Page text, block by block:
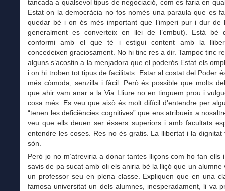
tancada a qualsevol tipus de negociació, com es faria en
Estat on la democràcia no fos només una paraula que es
quedar bé i on és més important que l’imperi pur i dur de
generalment es converteix en llei de l’embut). Està bé
conformi amb el que té i estigui content amb la
concedeixen graciosament. No hi tinc res a dir. Tampoc tinc
alguns s’acostin a la menjadora que el poderós Estat els
i on hi troben tot tipus de facilitats. Estar al costat del Poder
més còmoda, senzilla i fàcil. Però és possible que molts
que ahir vam anar a la Via Lliure no en tinguem prou i
cosa més. Es veu que això és molt difícil d’entendre per
“tenen les deficiències cognitives” que ens atribueix a
veu que ells deuen ser éssers superiors i amb facultats
entendre les coses. Res no és gratis. La llibertat i la dignitat
són.
Però jo no m’atreviria a donar tantes lliçons com ho fan ells
savis de pa sucat amb oli els aniria bé la lliçó que un alumne
un professor seu en plena classe. Expliquen que en una
famosa universitat un dels alumnes, inesperadament, li va